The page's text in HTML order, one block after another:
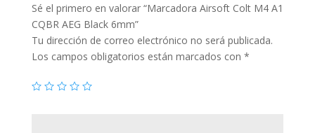
Sé el primero en valorar “Marcadora Airsoft Colt M4 A1
CQBR AEG Black 6mm”
Tu dirección de correo electrónico no será publicada.
Los campos obligatorios están marcados con *